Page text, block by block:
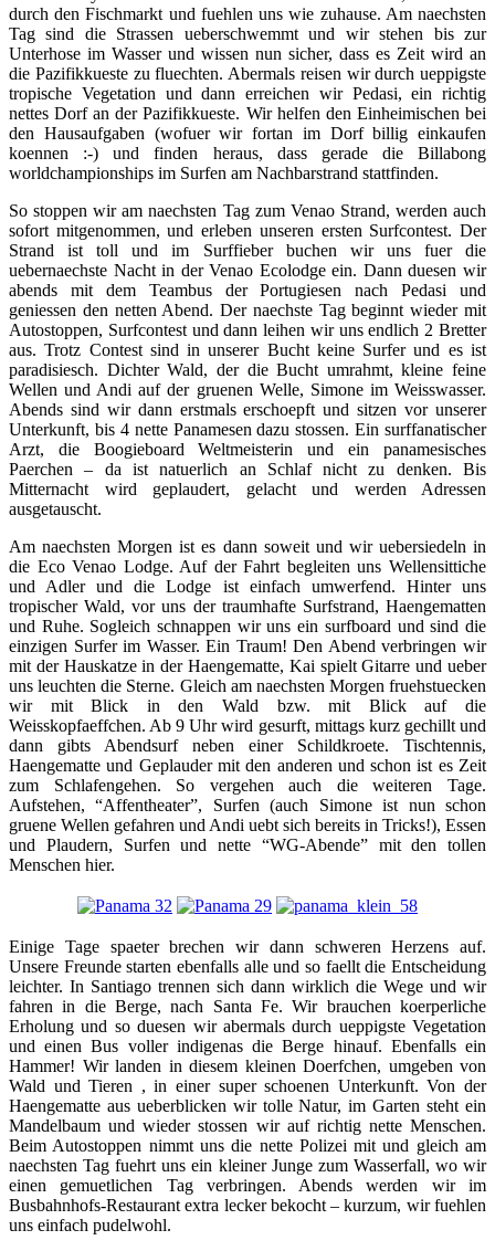
durch den Fischmarkt und fuehlen uns wie zuhause. Am naechsten
Tag sind die Strassen ueberschwemmt und wir stehen bis zur
Unterhose im Wasser und wissen nun sicher, dass es Zeit wird an
die Pazifikkueste zu fluechten. Abermals reisen wir durch ueppigste
tropische Vegetation und dann erreichen wir Pedasi, ein richtig
nettes Dorf an der Pazifikkueste. Wir helfen den Einheimischen bei
den Hausaufgaben (wofuer wir fortan im Dorf billig einkaufen
koennen :-) und finden heraus, dass gerade die Billabong
worldchampionships im Surfen am Nachbarstrand stattfinden.
So stoppen wir am naechsten Tag zum Venao Strand, werden auch
sofort mitgenommen, und erleben unseren ersten Surfcontest. Der
Strand ist toll und im Surffieber buchen wir uns fuer die
uebernaechste Nacht in der Venao Ecolodge ein. Dann duesen wir
abends mit dem Teambus der Portugiesen nach Pedasi und
geniessen den netten Abend. Der naechste Tag beginnt wieder mit
Autostoppen, Surfcontest und dann leihen wir uns endlich 2 Bretter
aus. Trotz Contest sind in unserer Bucht keine Surfer und es ist
paradisiesch. Dichter Wald, der die Bucht umrahmt, kleine feine
Wellen und Andi auf der gruenen Welle, Simone im Weisswasser.
Abends sind wir dann erstmals erschoepft und sitzen vor unserer
Unterkunft, bis 4 nette Panamesen dazu stossen. Ein surffanatischer
Arzt, die Boogieboard Weltmeisterin und ein panamesisches
Paerchen – da ist natuerlich an Schlaf nicht zu denken. Bis
Mitternacht wird geplaudert, gelacht und werden Adressen
ausgetauscht.
Am naechsten Morgen ist es dann soweit und wir uebersiedeln in
die Eco Venao Lodge. Auf der Fahrt begleiten uns Wellensittiche
und Adler und die Lodge ist einfach umwerfend. Hinter uns
tropischer Wald, vor uns der traumhafte Surfstrand, Haengematten
und Ruhe. Sogleich schnappen wir uns ein surfboard und sind die
einzigen Surfer im Wasser. Ein Traum! Den Abend verbringen wir
mit der Hauskatze in der Haengematte, Kai spielt Gitarre und ueber
uns leuchten die Sterne. Gleich am naechsten Morgen fruehstuecken
wir mit Blick in den Wald bzw. mit Blick auf die
Weisskopfaeffchen. Ab 9 Uhr wird gesurft, mittags kurz gechillt und
dann gibts Abendsurf neben einer Schildkroete. Tischtennis,
Haengematte und Geplauder mit den anderen und schon ist es Zeit
zum Schlafengehen. So vergehen auch die weiteren Tage.
Aufstehen, “Affentheater”, Surfen (auch Simone ist nun schon
gruene Wellen gefahren und Andi uebt sich bereits in Tricks!), Essen
und Plaudern, Surfen und nette “WG-Abende” mit den tollen
Menschen hier.
Einige Tage spaeter brechen wir dann schweren Herzens auf.
Unsere Freunde starten ebenfalls alle und so faellt die Entscheidung
leichter. In Santiago trennen sich dann wirklich die Wege und wir
fahren in die Berge, nach Santa Fe. Wir brauchen koerperliche
Erholung und so duesen wir abermals durch ueppigste Vegetation
und einen Bus voller indigenas die Berge hinauf. Ebenfalls ein
Hammer! Wir landen in diesem kleinen Doerfchen, umgeben von
Wald und Tieren , in einer super schoenen Unterkunft. Von der
Haengematte aus ueberblicken wir tolle Natur, im Garten steht ein
Mandelbaum und wieder stossen wir auf richtig nette Menschen.
Beim Autostoppen nimmt uns die nette Polizei mit und gleich am
naechsten Tag fuehrt uns ein kleiner Junge zum Wasserfall, wo wir
einen gemuetlichen Tag verbringen. Abends werden wir im
Busbahnhofs-Restaurant extra lecker bekocht – kurzum, wir fuehlen
uns einfach pudelwohl.